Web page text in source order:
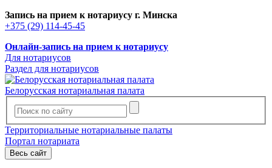
Запись на прием к нотариусу г. Минска
+375 (29) 114-45-45
Онлайн-запись на прием к нотариусу
Для нотариусов
Раздел для нотариусов
Белорусская нотариальная палата
Территориальные нотариальные палаты
Портал нотариата
Весь сайт